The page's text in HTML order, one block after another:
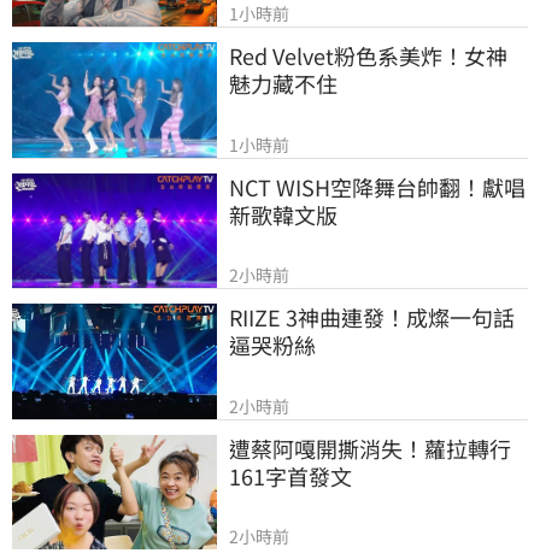
1小時前
Red Velvet粉色系美炸！女神
魅力藏不住
1小時前
NCT WISH空降舞台帥翻！獻唱
新歌韓文版
2小時前
RIIZE 3神曲連發！成燦一句話
逼哭粉絲
2小時前
遭蔡阿嘎開撕消失！蘿拉轉行
161字首發文
2小時前